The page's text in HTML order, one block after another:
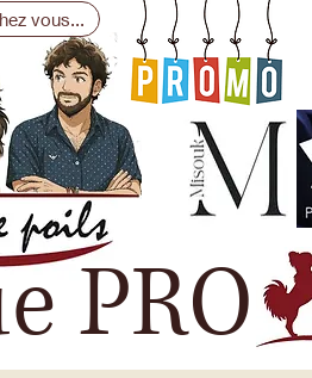
vous...
PRO